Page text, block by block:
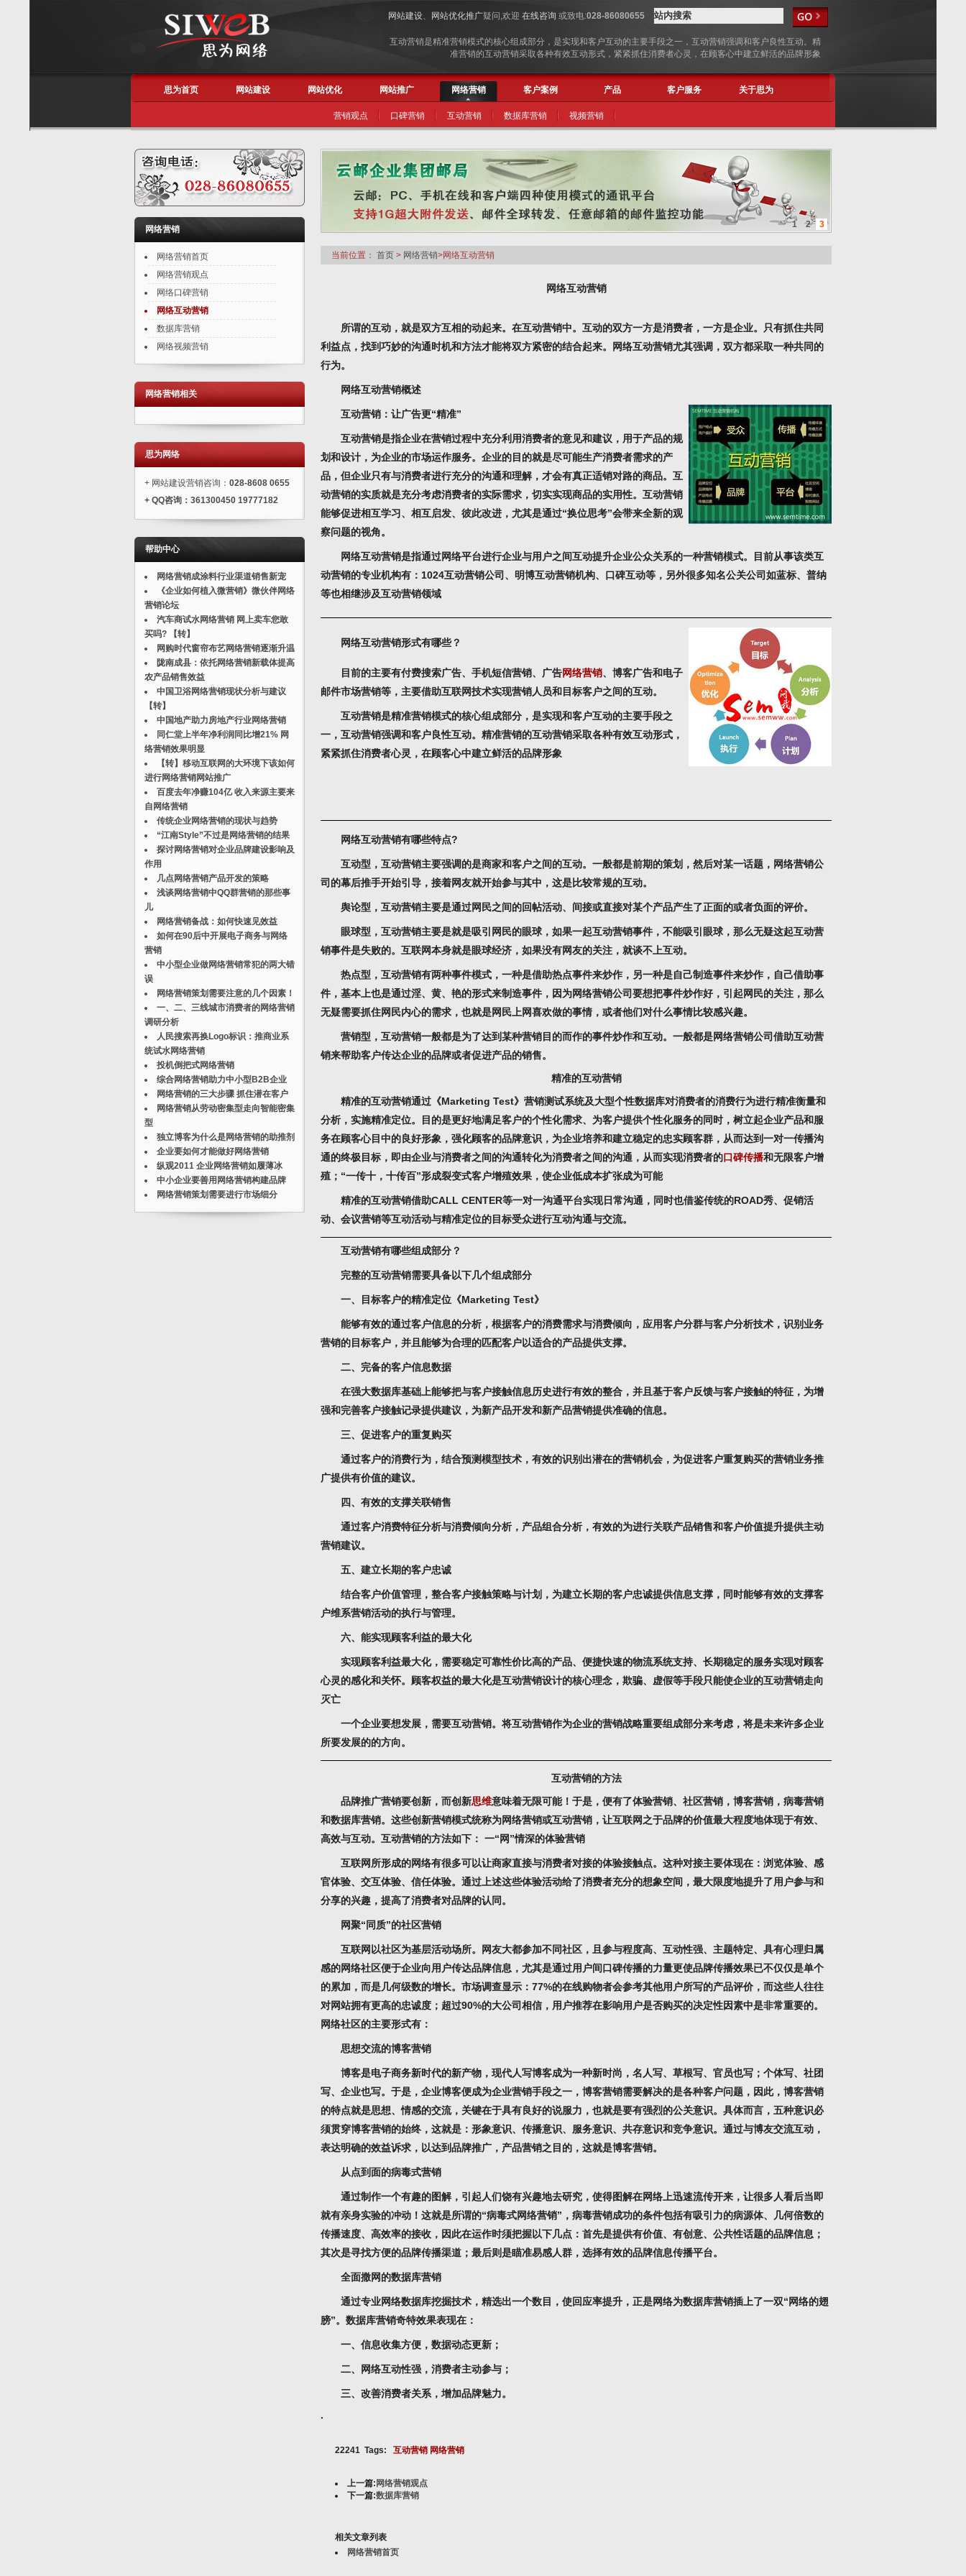
网站建设、 网站优化推广疑问,欢迎 在线咨询 或致电:028-86080655
互动营销是精准营销模式的核心组成部分，是实现和客户互动的主要手段之一，互动营销强调和客户良性互动。精
准营销的互动营销采取各种有效互动形式，紧紧抓住消费者心灵，在顾客心中建立鲜活的品牌形象
思为首页 网站建设 网站优化 网站推广 网络营销 客户案例 产品 客户服务 关于思为
营销观点 口碑营销 互动营销 数据库营销 视频营销
网络营销
网络营销首页
网络营销观点
网络口碑营销
网络互动营销
数据库营销
网络视频营销
网络营销相关
思为网络
+ 网站建设营销咨询： 028-8608 0655
+ QQ咨询： 361300450 19777182
帮助中心
网络营销成涂料行业渠道销售新宠
《企业如何植入微营销》微伙伴网络
营销论坛
汽车商试水网络营销 网上卖车您敢
买吗? 【转】
网购时代窗帘布艺网络营销逐渐升温
陇南成县：依托网络营销新载体提高
农产品销售效益
中国卫浴网络营销现状分析与建议
【转】
中国地产助力房地产行业网络营销
同仁堂上半年净利润同比增21% 网
络营销效果明显
【转】移动互联网的大环境下该如何
进行网络营销网站推广
百度去年净赚104亿 收入来源主要来
自网络营销
传统企业网络营销的现状与趋势
“江南Style”不过是网络营销的结果
探讨网络营销对企业品牌建设影响及
作用
几点网络营销产品开发的策略
浅谈网络营销中QQ群营销的那些事
儿
网络营销备战：如何快速见效益
如何在90后中开展电子商务与网络
营销
中小型企业做网络营销常犯的两大错
误
网络营销策划需要注意的几个因素！
一、二、三线城市消费者的网络营销
调研分析
人民搜索再换Logo标识：推商业系
统试水网络营销
投机倒把式网络营销
综合网络营销助力中小型B2B企业
网络营销的三大步骤 抓住潜在客户
网络营销从劳动密集型走向智能密集
型
独立博客为什么是网络营销的助推剂
企业要如何才能做好网络营销
纵观2011 企业网络营销如履薄冰
中小企业要善用网络营销构建品牌
网络营销策划需要进行市场细分
1 2 3
当前位置： 首页 > 网络营销>网络互动营销
网络互动营销
所谓的互动，就是双方互相的动起来。在互动营销中。互动的双方一方是消费者，一方是企业。只有抓住共同
利益点，找到巧妙的沟通时机和方法才能将双方紧密的结合起来。
网络互动营销尤其强调，双方都采取一种共同的
行为。
网络互动营销概述
互动营销：让广告更“精准”
互动营销是指企业在营销过程中充分利用消费者的意见和建议，用于产品的规
划和设计，为企业的市场运作服务。企业的目的就是尽可能生产消费者需求的产
品，但企业只有与消费者进行充分的沟通和理解，才会有真正适销对路的商品。互
动营销的实质就是充分考虑消费者的实际需求，切实实现商品的实用性。互动营销
能够促进相互学习、相互启发、彼此改进，尤其是通过“换位思考”会带来全新的观
察问题的视角。
网络互动营销是指通过网络平台进行企业与用户之间互动提升企业公众关系的一种营销模式。目前从事该类互
动营销的专业机构有：1024互动营销公司、明博互动营销机构、口碑互动等，另外很多知名公关公司如蓝标、普纳
等也相继涉及互动营销领域
网络互动营销形式有哪些？
目前的主要有付费搜索广告、手机短信营销、广告网络营销、博客广告和电子
邮件市场营销等，主要借助互联网技术实现营销人员和目标客户之间的互动。
互动营销是精准营销模式的核心组成部分，是实现和客户互动的主要手段之
一，互动营销强调和客户良性互动。精准营销的互动营销采取各种有效互动形式，
紧紧抓住消费者心灵，在顾客心中建立鲜活的品牌形象
网络互动营销有哪些特点?
互动型，互动营销主要强调的是商家和客户之间的互动。一般都是前期的策划，然后对某一话题，网络营销公
司的幕后推手开始引导，接着网友就开始参与其中，这是比较常规的互动。
舆论型，互动营销主要是通过网民之间的回帖活动、间接或直接对某个产品产生了正面的或者负面的评价。
眼球型，互动营销主要是就是吸引网民的眼球，如果一起互动营销事件，不能吸引眼球，那么无疑这起互动营
销事件是失败的。互联网本身就是眼球经济，如果没有网友的关注，就谈不上互动。
热点型，互动营销有两种事件模式，一种是借助热点事件来炒作，另一种是自己制造事件来炒作，自己借助事
件，基本上也是通过淫、黄、艳的形式来制造事件，因为网络营销公司要想把事件炒作好，引起网民的关注，那么
无疑需要抓住网民内心的需求，也就是网民上网喜欢做的事情，或者他们对什么事情比较感兴趣。
营销型，互动营销一般都是为了达到某种营销目的而作的事件炒作和互动。一般都是网络营销公司借助互动营
销来帮助客户传达企业的品牌或者促进产品的销售。
精准的互动营销
精准的互动营销通过《Marketing Test》营销测试系统及大型个性数据库对消费者的消费行为进行精准衡量和
分析，实施精准定位。目的是更好地满足客户的个性化需求、为客户提供个性化服务的同时，树立起企业产品和服
务在顾客心目中的良好形象，强化顾客的品牌意识，为企业培养和建立稳定的忠实顾客群，从而达到一对一传播沟
通的终极目标，即由企业与消费者之间的沟通转化为消费者之间的沟通，从而实现消费者的口碑传播和无限客户增
殖；“一传十，十传百”形成裂变式客户增殖效果，使企业低成本扩张成为可能
精准的互动营销借助CALL CENTER等一对一沟通平台实现日常沟通，同时也借鉴传统的ROAD秀、促销活
动、会议营销等互动活动与精准定位的目标受众进行互动沟通与交流。
互动营销有哪些组成部分？
完整的互动营销需要具备以下几个组成部分
一、目标客户的精准定位《Marketing Test》
能够有效的通过客户信息的分析，根据客户的消费需求与消费倾向，应用客户分群与客户分析技术，识别业务
营销的目标客户，并且能够为合理的匹配客户以适合的产品提供支撑。
二、完备的客户信息数据
在强大数据库基础上能够把与客户接触信息历史进行有效的整合，并且基于客户反馈与客户接触的特征，为增
强和完善客户接触记录提供建议，为新产品开发和新产品营销提供准确的信息。
三、促进客户的重复购买
通过客户的消费行为，结合预测模型技术，有效的识别出潜在的营销机会，为促进客户重复购买的营销业务推
广提供有价值的建议。
四、有效的支撑关联销售
通过客户消费特征分析与消费倾向分析，产品组合分析，有效的为进行关联产品销售和客户价值提升提供主动
营销建议。
五、建立长期的客户忠诚
结合客户价值管理，整合客户接触策略与计划，为建立长期的客户忠诚提供信息支撑，同时能够有效的支撑客
户维系营销活动的执行与管理。
六、能实现顾客利益的最大化
实现顾客利益最大化，需要稳定可靠性价比高的产品、便捷快速的物流系统支持、长期稳定的服务实现对顾客
心灵的感化和关怀。顾客权益的最大化是互动营销设计的核心理念，欺骗、虚假等手段只能使企业的互动营销走向
灭亡
一个企业要想发展，需要互动营销。将互动营销作为企业的营销战略重要组成部分来考虑，将是未来许多企业
所要发展的的方向。
互动营销的方法
品牌推广营销要创新，而创新思维意味着无限可能！于是，便有了体验营销、社区营销，博客营销，病毒营销
和数据库营销。这些创新营销模式统称为网络营销或互动营销，让互联网之于品牌的价值最大程度地体现于有效、
高效与互动。互动营销的方法如下： 一“网”情深的体验营销
互联网所形成的网络有很多可以让商家直接与消费者对接的体验接触点。这种对接主要体现在：浏览体验、感
官体验、交互体验、信任体验。通过上述这些体验活动给了消费者充分的想象空间，最大限度地提升了用户参与和
分享的兴趣，提高了消费者对品牌的认同。
网聚“同质”的社区营销
互联网以社区为基层活动场所。网友大都参加不同社区，且参与程度高、互动性强、主题特定、具有心理归属
感的网络社区便于企业向用户传达品牌信息，尤其是通过用户间口碑传播的力量更使品牌传播效果已不仅仅是单个
的累加，而是几何级数的增长。市场调查显示：77%的在线购物者会参考其他用户所写的产品评价，而这些人往往
对网站拥有更高的忠诚度；超过90%的大公司相信，用户推荐在影响用户是否购买的决定性因素中是非常重要的。
网络社区的主要形式有：
思想交流的博客营销
博客是电子商务新时代的新产物，现代人写博客成为一种新时尚，名人写、草根写、官员也写；个体写、社团
写、企业也写。于是，企业博客便成为企业营销手段之一，博客营销需要解决的是各种客户问题，因此，博客营销
的特点就是思想、情感的交流，关键在于具有良好的说服力，也就是要有强烈的公关意识。具体而言，五种意识必
须贯穿博客营销的始终，这就是：形象意识、传播意识、服务意识、共存意识和竞争意识。通过与博友交流互动，
表达明确的效益诉求，以达到品牌推广，产品营销之目的，这就是博客营销。
从点到面的病毒式营销
通过制作一个有趣的图解，引起人们饶有兴趣地去研究，使得图解在网络上迅速流传开来，让很多人看后当即
就有亲身实验的冲动！这就是所谓的“病毒式网络营销”，病毒营销成功的条件包括有吸引力的病源体、几何倍数的
传播速度、高效率的接收，因此在运作时须把握以下几点：首先是提供有价值、有创意、公共性话题的品牌信息；
其次是寻找方便的品牌传播渠道；最后则是瞄准易感人群，选择有效的品牌信息传播平台。
全面撒网的数据库营销
通过专业网络数据库挖掘技术，精选出一个数目，使回应率提升，正是网络为数据库营销插上了一双“网络的翅
膀”。数据库营销奇特效果表现在：
一、信息收集方便，数据动态更新；
二、网络互动性强，消费者主动参与；
三、改善消费者关系，增加品牌魅力。
.
22241 Tags: 互动营销 网络营销
上一篇: 网络营销观点
下一篇:数据库营销
相关文章列表
网络营销首页